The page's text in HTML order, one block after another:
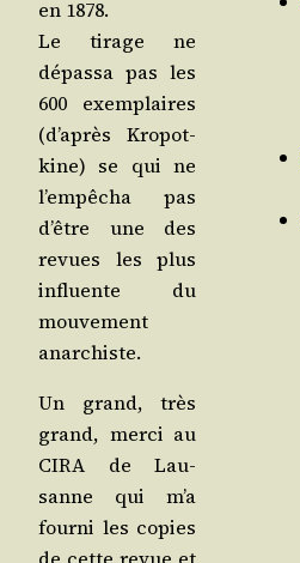
en 1878.
Le tirage ne
dépas­sa pas les
600 exem­plaires
(d’après Kro­pot­
kine) se qui ne
l’empêcha pas
d’être une des
revues les plus
influente du
mou­ve­ment
anarchiste.
Un grand, très
grand, mer­ci au
CIRA de Lau­
sanne qui m’a
four­ni les copies